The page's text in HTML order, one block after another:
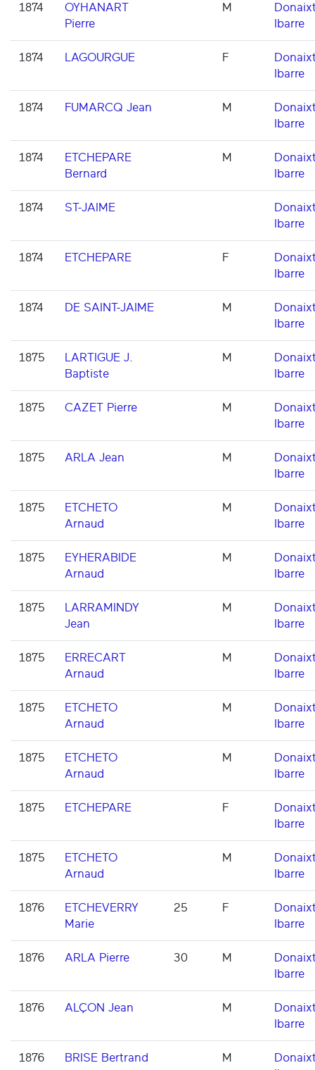
1874
OYHANART
Pierre
M
Ibarre
1874 LAGOURGUE F
Ibarre
1874 FUMARCQ Jean M
Ibarre
1874
ETCHEPARE
Bernard
M
Ibarre
1874 ST-JAIME
Ibarre
1874 ETCHEPARE F
Ibarre
1874 DE SAINT-JAIME M
Ibarre
1875
LARTIGUE J.
Baptiste
M
Ibarre
1875 CAZET Pierre M
Ibarre
1875 ARLA Jean M
Ibarre
1875
ETCHETO
Arnaud
M
Ibarre
1875
EYHERABIDE
Arnaud
M
Ibarre
1875
LARRAMINDY
Jean
M
Ibarre
1875
ERRECART
Arnaud
M
Ibarre
1875
ETCHETO
Arnaud
M
Ibarre
1875
ETCHETO
Arnaud
M
Ibarre
1875 ETCHEPARE F
Ibarre
1875
ETCHETO
Arnaud
M
Ibarre
1876
ETCHEVERRY
Marie
25 F
Ibarre
1876 ARLA Pierre 30 M
Ibarre
1876 ALÇON Jean M
Ibarre
1876 BRISE Bertrand M